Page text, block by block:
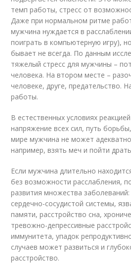
темп работы, стресс от
Даже при нормальном ритме
мужчина нуждается в
поиграть в компьютерную игру),
бывает не всегда. По данным
тяжелый стресс для мужчины –
человека. На втором месте –
человеке, друге, предательство.
работы.
В естественных условиях
напряжение всех сил, путь
мире мужчина не может
например, взять меч и пойти
Если мужчина длительно
без возможности расслабления,
развития множества
сердечно-сосудистой системы,
памяти, расстройство сна,
тревожно-депрессивные
иммунитета, упадок
случаев может развиться и
расстройство.